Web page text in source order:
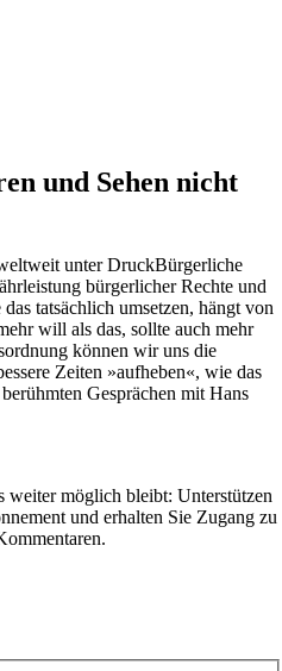
und Sehen nicht
unter DruckBürgerliche
bürgerlicher Rechte und
tatsächlich umsetzen, hängt von
will als das, sollte auch mehr
können wir uns die
Zeiten »aufheben«, wie das
Gesprächen mit Hans
weiter möglich bleibt: Unterstützen
und erhalten Sie Zugang zu